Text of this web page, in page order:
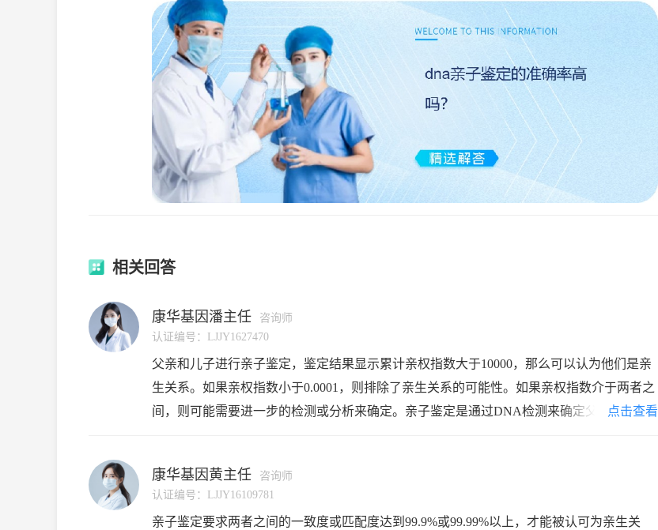
相关回答
康华基因潘主任
咨询师
认证编号：
LJJY1627470
父亲和儿子进行亲子鉴定，鉴定结果显示累计亲权指数大于10000，那么可以认为他们是亲
生关系。如果亲权指数小于0.0001，则排除了亲生关系的可能性。如果亲权指数介于两者之
间，则可能需要进一步的检测或分析来确定。亲子鉴定是通过DNA检测来确定父母与子女
点击查看
康华基因黄主任
咨询师
认证编号：
LJJY16109781
亲子鉴定要求两者之间的一致度或匹配度达到99.9%或99.99%以上，才能被认可为亲生关